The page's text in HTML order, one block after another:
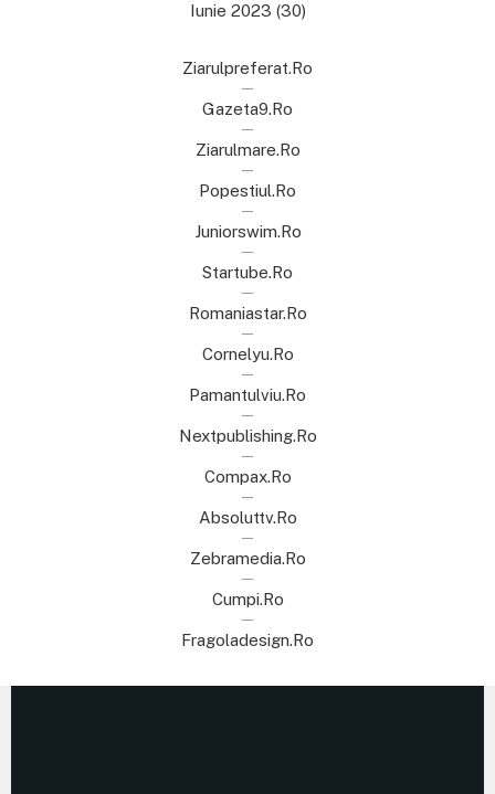
Iunie 2023 (30)
Ziarulpreferat.ro
Gazeta9.ro
Ziarulmare.ro
Popestiul.ro
Juniorswim.ro
Startube.ro
Romaniastar.ro
Cornelyu.ro
Pamantulviu.ro
Nextpublishing.ro
Compax.ro
Absoluttv.ro
Zebramedia.ro
Cumpi.ro
Fragoladesign.ro